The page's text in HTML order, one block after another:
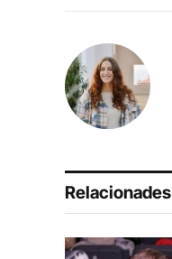
Relacionades